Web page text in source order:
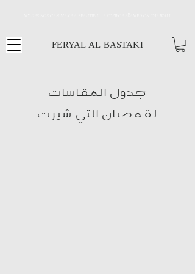
FERYAL AL BASTAKI
جدول المقاسات
لقمصان التي شيرت